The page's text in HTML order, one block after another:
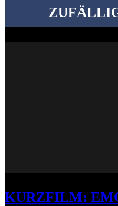
KURZFILM: